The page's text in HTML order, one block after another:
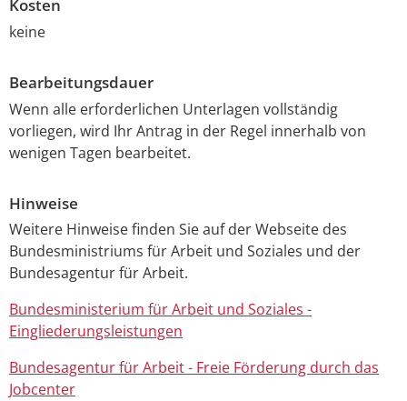
Kosten
keine
Bearbeitungsdauer
Wenn alle erforderlichen Unterlagen vollständig
vorliegen, wird Ihr Antrag in der Regel innerhalb von
wenigen Tagen bearbeitet.
Hinweise
Weitere Hinweise finden Sie auf der Webseite des
Bundesministriums für Arbeit und Soziales und der
Bundesagentur für Arbeit.
Bundesministerium für Arbeit und Soziales -
Eingliederungsleistungen
Bundesagentur für Arbeit - Freie Förderung durch das
Jobcenter